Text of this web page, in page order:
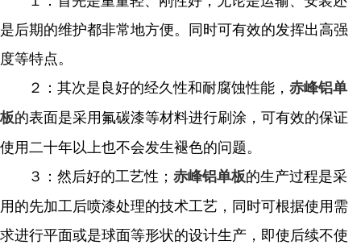
是后期的维护都非常地方便。同时可有效的发挥出高强
度等特点。
２：其次是良好的经久性和耐腐蚀性能， 赤峰铝单
板的表面是采用氟碳漆等材料进行刷涂，可有效的保证
使用二十年以上也不会发生褪色的问题。
３：然后好的工艺性； 赤峰铝单板的生产过程是采
用的先加工后喷漆处理的技术工艺，同时可根据使用需
求进行平面或是球面等形状的设计生产，即使后续不使